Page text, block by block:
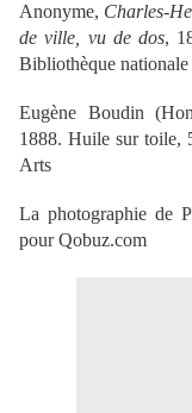
Anonyme, Charles-
de ville, vu de dos,
Bibliothèque nationale
Eugène Boudin
1888. Huile sur toile,
Arts
La photographie de
pour Qobuz.com